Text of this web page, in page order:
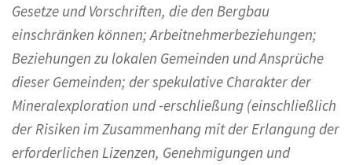
Gesetze und Vorschriften, die den Bergbau
einschränken können; Arbeitnehmerbeziehungen;
Beziehungen zu lokalen Gemeinden und Ansprüche
dieser Gemeinden; der spekulative Charakter der
Mineralexploration und -erschließung (einschließlich
der Risiken im Zusammenhang mit der Erlangung der
erforderlichen Lizenzen, Genehmigungen und